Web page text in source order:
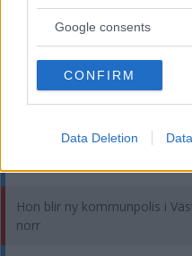
not limited to your visit or
use your data for below
consent section.
Google consents
CONFIRM
Data Deletion
HON BLIR NY REKTOR PÅ
MEST LÄST
Andreas har fått uppdraget –
Djursdalarundan
KOMPLETT GUIDE: HÄR ÄR
TIDER
Hon blir ny kommunpolis i
norr